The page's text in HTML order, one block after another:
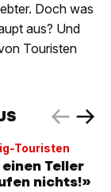
Doch was
aus? Und
Touristen
Touristen
Teller
nichts!»